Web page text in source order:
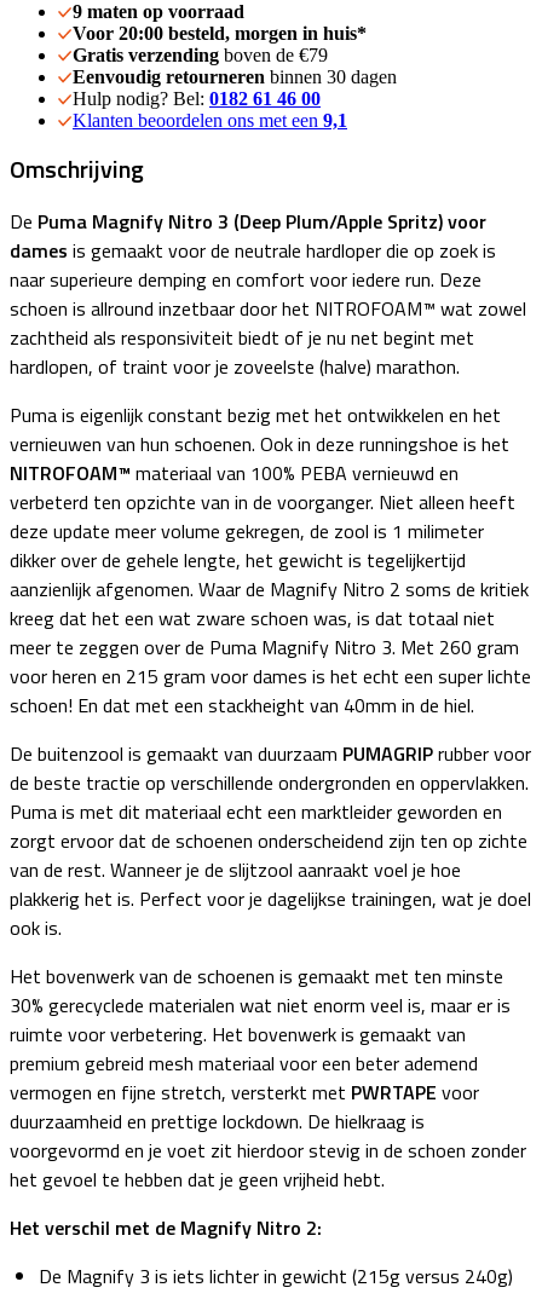
9 maten op voorraad
Voor 20:00 besteld, morgen in huis*
Gratis verzending boven de €79
Eenvoudig retourneren binnen 30 dagen
Hulp nodig? Bel: 0182 61 46 00
Klanten beoordelen ons met een 9,1
Omschrijving
De Puma Magnify Nitro 3 (Deep Plum/Apple Spritz) voor
dames is gemaakt voor de neutrale hardloper die op zoek is
naar superieure demping en comfort voor iedere run. Deze
schoen is allround inzetbaar door het NITROFOAM™ wat zowel
zachtheid als responsiviteit biedt of je nu net begint met
hardlopen, of traint voor je zoveelste (halve) marathon.
Puma is eigenlijk constant bezig met het ontwikkelen en het
vernieuwen van hun schoenen. Ook in deze runningshoe is het
NITROFOAM™ materiaal van 100% PEBA vernieuwd en
verbeterd ten opzichte van in de voorganger. Niet alleen heeft
deze update meer volume gekregen, de zool is 1 milimeter
dikker over de gehele lengte, het gewicht is tegelijkertijd
aanzienlijk afgenomen. Waar de Magnify Nitro 2 soms de kritiek
kreeg dat het een wat zware schoen was, is dat totaal niet
meer te zeggen over de Puma Magnify Nitro 3. Met 260 gram
voor heren en 215 gram voor dames is het echt een super lichte
schoen! En dat met een stackheight van 40mm in de hiel.
De buitenzool is gemaakt van duurzaam PUMAGRIPrubber voor
de beste tractie op verschillende ondergronden en oppervlakken.
Puma is met dit materiaal echt een marktleider geworden en
zorgt ervoor dat de schoenen onderscheidend zijn ten op zichte
van de rest. Wanneer je de slijtzool aanraakt voel je hoe
plakkerig het is. Perfect voor je dagelijkse trainingen, wat je doel
ook is.
Het bovenwerk van de schoenen is gemaakt met ten minste
30% gerecyclede materialen wat niet enorm veel is, maar er is
ruimte voor verbetering. Het bovenwerk is gemaakt van
premium gebreid mesh materiaal voor een beter ademend
vermogen en fijne stretch, versterkt met PWRTAPE voor
duurzaamheid en prettige lockdown. De hielkraag is
voorgevormd en je voet zit hierdoor stevig in de schoen zonder
het gevoel te hebben dat je geen vrijheid hebt.
Het verschil met de Magnify Nitro 2:
De Magnify 3 is iets lichter in gewicht (215g versus 240g)